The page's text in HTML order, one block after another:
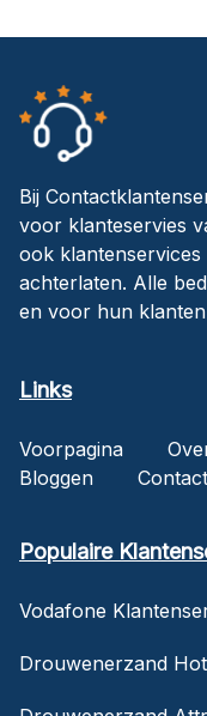
Bij
voor klanteservies
ook
achterlaten. Alle
en voor hun
Links
Voorpagina
Bloggen
Contact
Populaire
Vodafone
Drouwenerzand